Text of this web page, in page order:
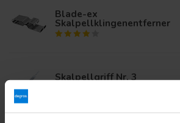
Blade-ex
Skalpellklingenentferner
Skalpellgriff Nr. 3